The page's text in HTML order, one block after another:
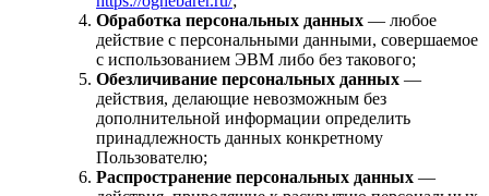
Обработка персональных данных — любое
действие с персональными данными, совершаемое
с использованием ЭВМ либо без такового;
Обезличивание персональных данных —
действия, делающие невозможным без
дополнительной информации определить
принадлежность данных конкретному
Пользователю;
Распространение персональных данных —